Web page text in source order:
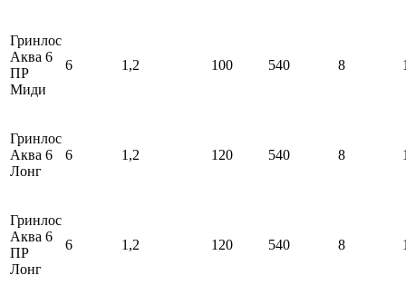
Гринлос
Аква 6
ПР
Миди
6 1,2 100 540 8
Гринлос
Аква 6
Лонг
6 1,2 120 540 8
Гринлос
Аква 6
ПР
Лонг
6 1,2 120 540 8